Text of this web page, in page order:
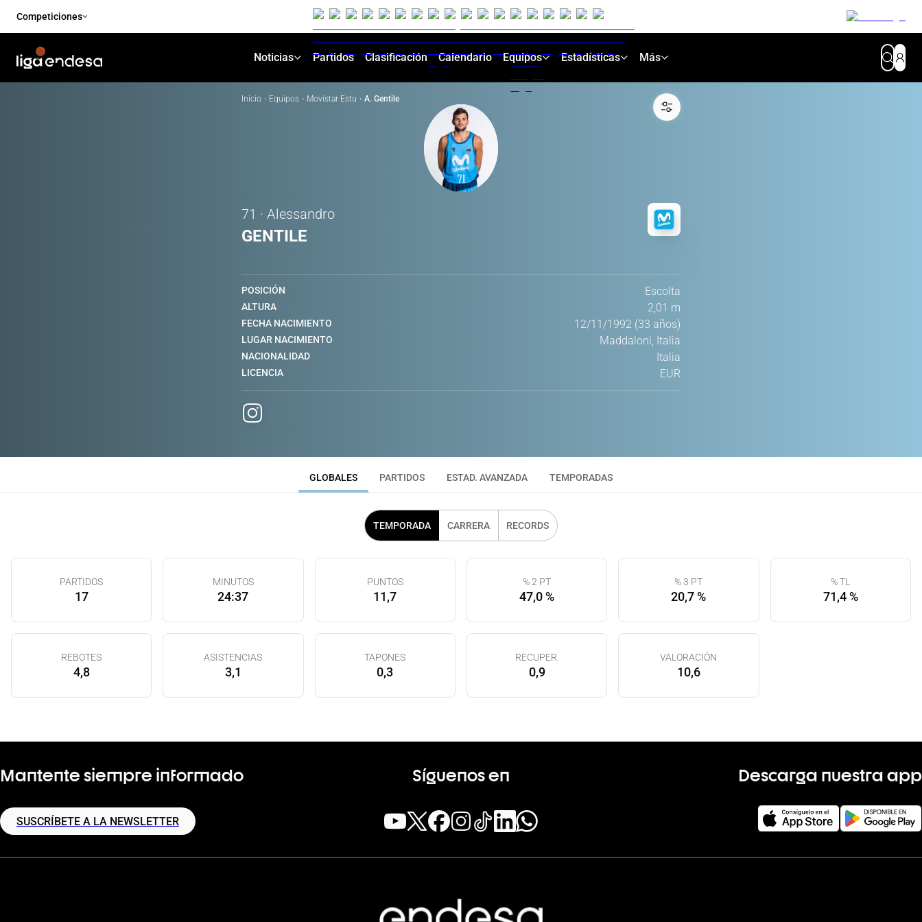
Competiciones
Noticias Partidos Clasificación Calendario Equipos Estadísticas Más
Inicio · Equipos · Movistar Estu · A. Gentile
71 · Alessandro
GENTILE
POSICIÓN Escolta
ALTURA 2,01 m
FECHA NACIMIENTO 12/11/1992 (33 años)
LUGAR NACIMIENTO Maddaloni, Italia
NACIONALIDAD Italia
LICENCIA EUR
GLOBALES PARTIDOS ESTAD. AVANZADA TEMPORADAS
TEMPORADA CARRERA RECORDS
PARTIDOS
17
MINUTOS
24:37
PUNTOS
11,7
% 2 PT
47,0 %
% 3 PT
20,7 %
% TL
71,4 %
REBOTES
4,8
ASISTENCIAS
3,1
TAPONES
0,3
RECUPER.
0,9
VALORACIÓN
10,6
Mantente siempre informado
SUSCRÍBETE A LA NEWSLETTER
Síguenos en Descarga nuestra app